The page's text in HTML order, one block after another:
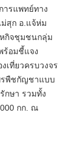
ารแพทย์ทาง
สุก อ.แจ้ห่ม
กิจชุมชนกลุ่ม
ร้อมชี้แจง
เที่ยวครบวงจร
รพืชกัญชาแบบ
กษา รวมทั้ง
กก. ณ